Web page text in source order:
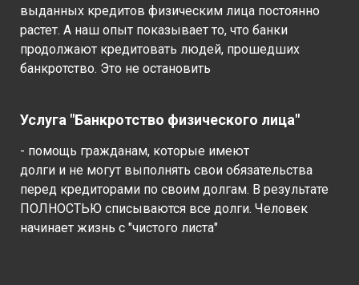
выданных кредитов физическим лица постоянно
растет. А наш опыт показывает то, что банки
продолжают кредитовать людей, прошедших
банкротство. Это не остановить
Услуга "Банкротство физического лица"
- помощь гражданам, которые имеют
долги и не могут выполнять свои обязательства
перед кредиторами по своим долгам. В результате
ПОЛНОСТЬЮ списываются все долги. Человек
начинает жизнь с "чистого листа"